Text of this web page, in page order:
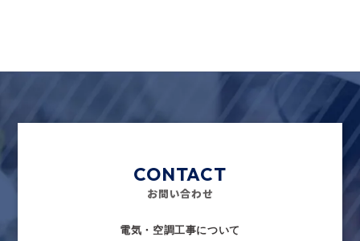
CONTACT
電気・空調工事について